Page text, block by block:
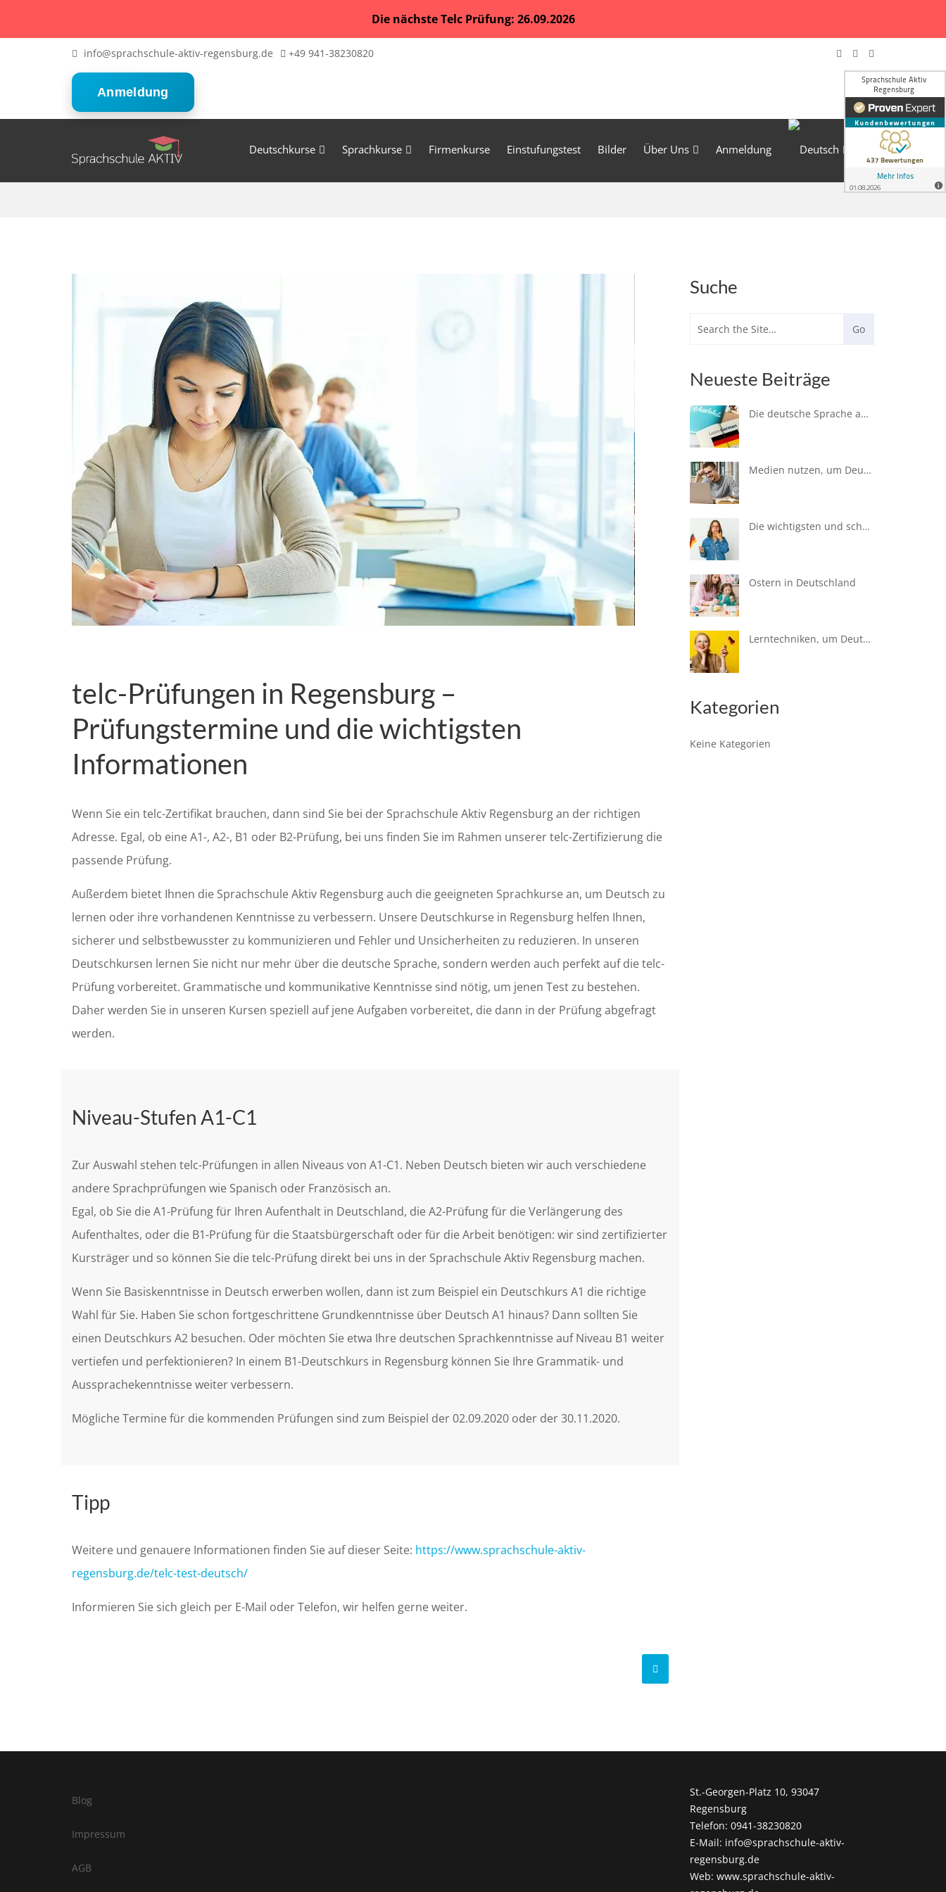
Die nächste Telc Prüfung: 26.09.2026
info@sprachschule-aktiv-regensburg.de +49 941-38230820
Anmeldung
Deutschkurse Sprachkurse Firmenkurse Einstufungstest Bilder Über Uns Anmeldung
telc-Prüfungen in Regensburg –
Prüfungstermine und die wichtigsten
Informationen
Wenn Sie ein telc-Zertifikat brauchen, dann sind Sie bei der Sprachschule Aktiv Regensburg an der richtigen
Adresse. Egal, ob eine A1-, A2-, B1 oder B2-Prüfung, bei uns finden Sie im Rahmen unserer telc-Zertifizierung die
passende Prüfung.
Außerdem bietet Ihnen die Sprachschule Aktiv Regensburg auch die geeigneten Sprachkurse an, um Deutsch zu
lernen oder ihre vorhandenen Kenntnisse zu verbessern. Unsere Deutschkurse in Regensburg helfen Ihnen,
sicherer und selbstbewusster zu kommunizieren und Fehler und Unsicherheiten zu reduzieren. In unseren
Deutschkursen lernen Sie nicht nur mehr über die deutsche Sprache, sondern werden auch perfekt auf die telc-
Prüfung vorbereitet. Grammatische und kommunikative Kenntnisse sind nötig, um jenen Test zu bestehen.
Daher werden Sie in unseren Kursen speziell auf jene Aufgaben vorbereitet, die dann in der Prüfung abgefragt
werden.
Niveau-Stufen A1-C1
Zur Auswahl stehen telc-Prüfungen in allen Niveaus von A1-C1. Neben Deutsch bieten wir auch verschiedene
andere Sprachprüfungen wie Spanisch oder Französisch an.
Egal, ob Sie die A1-Prüfung für Ihren Aufenthalt in Deutschland, die A2-Prüfung für die Verlängerung des
Aufenthaltes, oder die B1-Prüfung für die Staatsbürgerschaft oder für die Arbeit benötigen: wir sind zertifizierter
Kursträger und so können Sie die telc-Prüfung direkt bei uns in der Sprachschule Aktiv Regensburg machen.
Wenn Sie Basiskenntnisse in Deutsch erwerben wollen, dann ist zum Beispiel ein Deutschkurs A1 die richtige
Wahl für Sie. Haben Sie schon fortgeschrittene Grundkenntnisse über Deutsch A1 hinaus? Dann sollten Sie
einen Deutschkurs A2 besuchen. Oder möchten Sie etwa Ihre deutschen Sprachkenntnisse auf Niveau B1 weiter
vertiefen und perfektionieren? In einem B1-Deutschkurs in Regensburg können Sie Ihre Grammatik- und
Aussprachekenntnisse weiter verbessern.
Mögliche Termine für die kommenden Prüfungen sind zum Beispiel der 02.09.2020 oder der 30.11.2020.
Tipp
Weitere und genauere Informationen finden Sie auf dieser Seite: https://www.sprachschule-aktiv-
regensburg.de/telc-test-deutsch/
Informieren Sie sich gleich per E-Mail oder Telefon, wir helfen gerne weiter.
Suche
Neueste Beiträge
Die deutsche Sprache auf Wanderung
Medien nutzen, um Deutsch zu lernen
Die wichtigsten und schwierigsten Verbtypen
Ostern in Deutschland
Lerntechniken, um Deutsch zu lernen
Kategorien
Keine Kategorien
Blog
Impressum
AGB
St.-Georgen-Platz 10, 93047
Regensburg
Telefon: 0941-38230820
E-Mail: info@sprachschule-aktiv-
regensburg.de
Web: www.sprachschule-aktiv-